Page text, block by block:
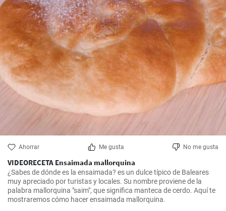
Ahorrar Me gusta No me gusta
VIDEORECETA Ensaimada mallorquina
¿Sabes de dónde es la ensaimada? es un dulce típico de Baleares
muy apreciado por turistas y locales. Su nombre proviene de la
palabra mallorquina "saim", que significa manteca de cerdo. Aquí te
mostraremos cómo hacer ensaimada mallorquina.